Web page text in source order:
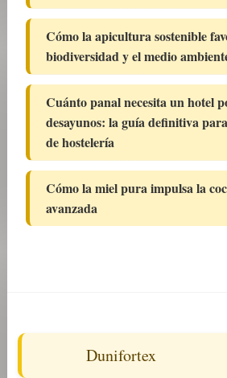
Cómo la apicultura sostenible
biodiversidad y el medio
Cuánto panal necesita un hotel
desayunos: la guía definitiva
de hostelería
Cómo la miel pura impulsa la
avanzada
Dunifortex